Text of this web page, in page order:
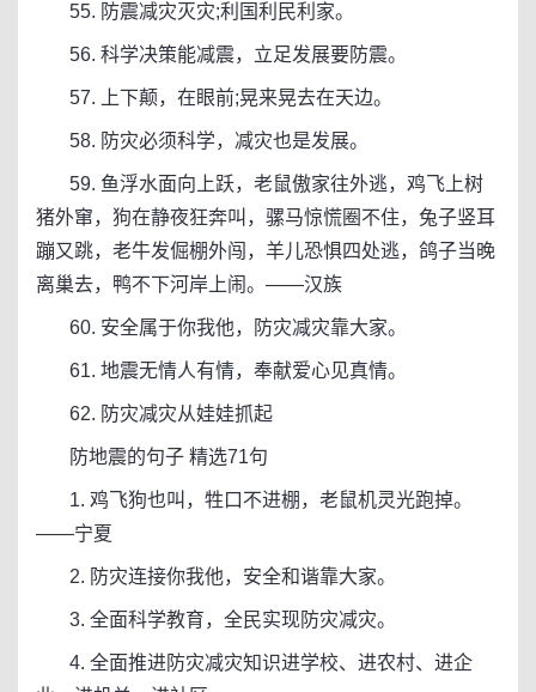
55. 防震减灾灭灾;利国利民利家。
56. 科学决策能减震，立足发展要防震。
57. 上下颠，在眼前;晃来晃去在天边。
58. 防灾必须科学，减灾也是发展。
59. 鱼浮水面向上跃，老鼠傲家往外逃，鸡飞上树
猪外窜，狗在静夜狂奔叫，骡马惊慌圈不住，兔子竖耳
蹦又跳，老牛发倔棚外闯，羊儿恐惧四处逃，鸽子当晚
离巢去，鸭不下河岸上闹。——汉族
60. 安全属于你我他，防灾减灾靠大家。
61. 地震无情人有情，奉献爱心见真情。
62. 防灾减灾从娃娃抓起
防地震的句子 精选71句
1. 鸡飞狗也叫，牲口不进棚，老鼠机灵光跑掉。
——宁夏
2. 防灾连接你我他，安全和谐靠大家。
3. 全面科学教育，全民实现防灾减灾。
4. 全面推进防灾减灾知识进学校、进农村、进企